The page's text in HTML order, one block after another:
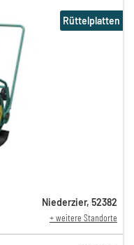
Rüttelplatten
Niederzier, 52382
+ weitere Standorte